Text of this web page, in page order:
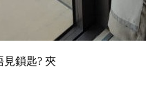
見鎖匙? 夾